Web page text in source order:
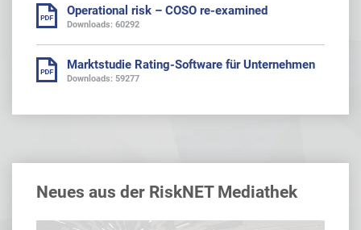
Operational risk – COSO re-examined
Downloads: 60292
Marktstudie Rating-Software für Unternehmen
Downloads: 59277
Neues aus der RiskNET Mediathek